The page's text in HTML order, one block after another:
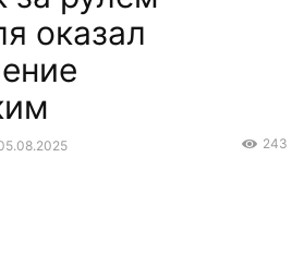
оказал
243